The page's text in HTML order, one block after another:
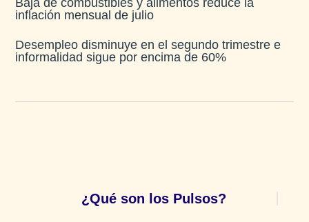
inflación mensual de julio​
Desempleo disminuye en el segundo trimestre e
informalidad sigue por encima de 60%
¿Qué son los Pulsos?